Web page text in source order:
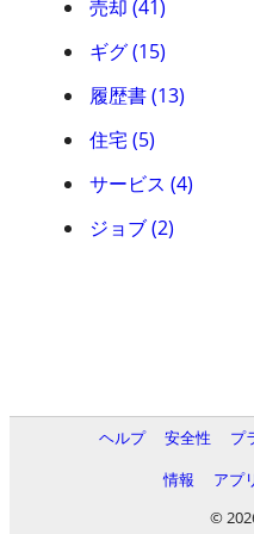
売却 (41)
ギグ (15)
履歴書 (13)
住宅 (5)
サービス (4)
ジョブ (2)
ヘルプ 安全性 プ
情報
アプ
©